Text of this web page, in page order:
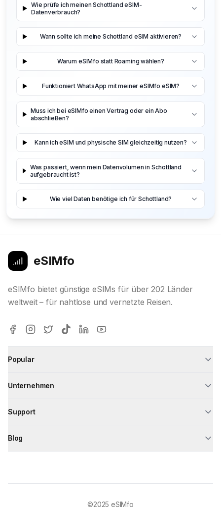
Wie prüfe ich meinen Schottland eSIM-
Datenverbrauch?
Wann sollte ich meine Schottland eSIM aktivieren?
Warum eSIMfo statt Roaming wählen?
Funktioniert WhatsApp mit meiner eSIMfo eSIM?
Muss ich bei eSIMfo einen Vertrag oder ein Abo
abschließen?
Kann ich eSIM und physische SIM gleichzeitig nutzen?
Was passiert, wenn mein Datenvolumen in Schottland
aufgebraucht ist?
Wie viel Daten benötige ich für Schottland?
eSIMfo
eSIMfo bietet günstige eSIMs für über 202 Länder
weltweit – für nahtlose und vernetzte Reisen.
Popular
Unternehmen
Support
Blog
©2025 eSIMfo